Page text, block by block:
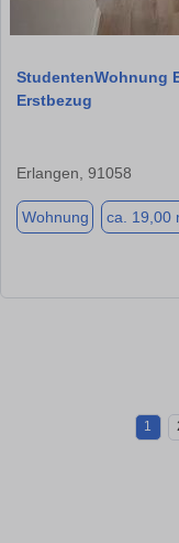
StudentenWohnung
Erstbezug
Erlangen, 91058
Wohnung ca. 19,00
1